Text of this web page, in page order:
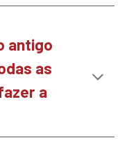
antigo
as
a